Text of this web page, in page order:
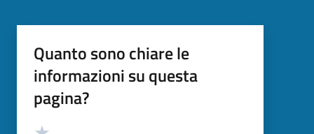
Quanto sono chiare le
informazioni su questa
pagina?
Valutazione